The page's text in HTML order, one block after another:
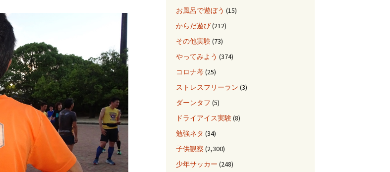
お風呂で遊ぼう (15)
からだ遊び(212)
その他実験(73)
やってみよう (374)
コロナ考(25)
ストレスフリーラン (3)
ダーンタフ (5)
ドライアイス実験(8)
勉強ネタ (34)
子供観察 (2,300)
少年サッカー (248)